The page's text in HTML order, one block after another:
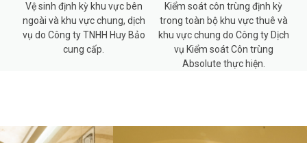
Vệ sinh định kỳ khu vực bên
ngoài và khu vực chung, dịch
vụ do Công ty TNHH Huy Bảo
cung cấp.
Kiểm soát côn trùng định kỳ
trong toàn bộ khu vực thuê và
khu vực chung do Công ty Dịch
vụ Kiểm soát Côn trùng
Absolute thực hiện.